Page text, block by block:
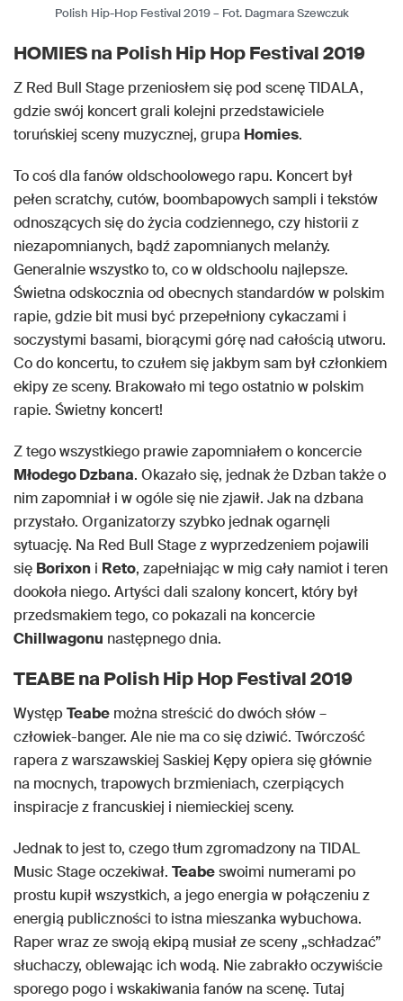
Polish Hip-Hop Festival 2019 – Fot. Dagmara Szewczuk
HOMIESna Polish Hip Hop Festival 2019
Z Red Bull Stage przeniosłem się pod scenę TIDALA,
gdzie swój koncert grali kolejni przedstawiciele
toruńskiej sceny muzycznej, grupa Homies.
To coś dla fanów oldschoolowego rapu. Koncert był
pełen scratchy, cutów, boombapowych sampli i tekstów
odnoszących się do życia codziennego, czy historii z
niezapomnianych, bądź zapomnianych melanży.
Generalnie wszystko to, co w oldschoolu najlepsze.
Świetna odskocznia od obecnych standardów w polskim
rapie, gdzie bit musi być przepełniony cykaczami i
soczystymi basami, biorącymi górę nad całością utworu.
Co do koncertu, to czułem się jakbym sam był członkiem
ekipy ze sceny. Brakowało mi tego ostatnio w polskim
rapie. Świetny koncert!
Z tego wszystkiego prawie zapomniałem o koncercie
Młodego Dzbana. Okazało się, jednak że Dzban także o
nim zapomniał i w ogóle się nie zjawił. Jak na dzbana
przystało. Organizatorzy szybko jednak ogarnęli
sytuację. Na Red Bull Stage z wyprzedzeniem pojawili
się Borixon i Reto, zapełniając w mig cały namiot i teren
dookoła niego. Artyści dali szalony koncert, który był
przedsmakiem tego, co pokazali na koncercie
Chillwagonu następnego dnia.
TEABEna Polish Hip Hop Festival 2019
WystępTeabe można streścić do dwóch słów –
człowiek-banger. Ale nie ma co się dziwić. Twórczość
rapera z warszawskiej Saskiej Kępy opiera się głównie
na mocnych, trapowych brzmieniach, czerpiących
inspiracje z francuskiej i niemieckiej sceny.
Jednak to jest to, czego tłum zgromadzony na TIDAL
Music Stage oczekiwał. Teabeswoimi numerami po
prostu kupił wszystkich, a jego energia w połączeniu z
energią publiczności to istna mieszanka wybuchowa.
Raper wraz ze swoją ekipą musiał ze sceny „schładzać”
słuchaczy, oblewając ich wodą. Nie zabrakło oczywiście
sporego pogo i wskakiwania fanów na scenę. Tutaj